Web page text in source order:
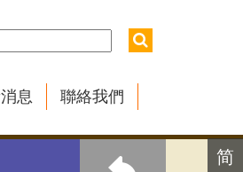
息 聯絡我們
简